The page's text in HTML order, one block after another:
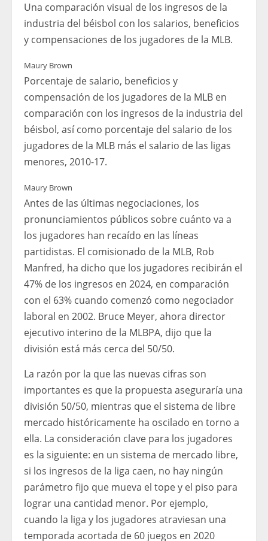
Una comparación visual de los ingresos de la
industria del béisbol con los salarios, beneficios
y compensaciones de los jugadores de la MLB.
Maury Brown
Porcentaje de salario, beneficios y
compensación de los jugadores de la MLB en
comparación con los ingresos de la industria del
béisbol, así como porcentaje del salario de los
jugadores de la MLB más el salario de las ligas
menores, 2010-17.
Maury Brown
Antes de las últimas negociaciones, los
pronunciamientos públicos sobre cuánto va a
los jugadores han recaído en las líneas
partidistas. El comisionado de la MLB, Rob
Manfred, ha dicho que los jugadores recibirán el
47% de los ingresos en 2024, en comparación
con el 63% cuando comenzó como negociador
laboral en 2002. Bruce Meyer, ahora director
ejecutivo interino de la MLBPA, dijo que la
división está más cerca del 50/50.
La razón por la que las nuevas cifras son
importantes es que la propuesta aseguraría una
división 50/50, mientras que el sistema de libre
mercado históricamente ha oscilado en torno a
ella. La consideración clave para los jugadores
es la siguiente: en un sistema de mercado libre,
si los ingresos de la liga caen, no hay ningún
parámetro fijo que mueva el tope y el piso para
lograr una cantidad menor. Por ejemplo,
cuando la liga y los jugadores atraviesan una
temporada acortada de 60 juegos en 2020